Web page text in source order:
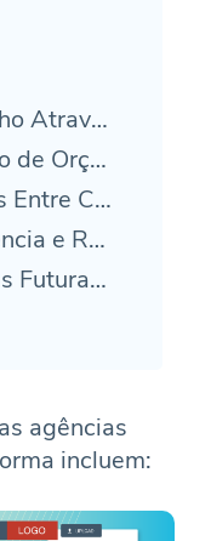
Canais: 35%
23%
17%
12%
13%
agências
incluem: